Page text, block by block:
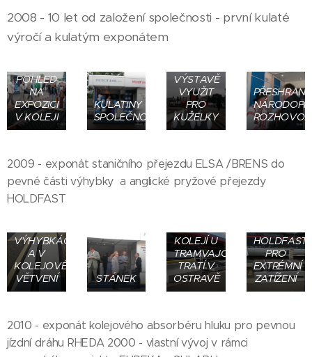
2008 - 10 let od založení společnosti - první kulaté
výročí a kulatým exponátem
POHLED
NA
EXPOZICI
V KOLEJI
KULATINY
SPOLEČNOSTI
POVRCH
VÝSTAVĚ
VYUŽIT
PRO
KUŽELKY
ROZHOVOR
2009 - exponát staničního přejezdu ELSA /BRENS do
pevné části výhybky a anglické pryžové přejezdy
HOLDFAST
PANELY
ELSA/BRENS
STANIČNÍ
VÝHYBKÁCH
A V
KOLEJOVÉM
VĚTVENÍ
STÁNEK
BRENS
BARRIER
KOLEJÍ U
TRAMVAJOVÝCH
TRATÍ V
OSTRAVĚ
HOLDFAST
PRO
EXTRÉMNÍ
ZATÍŽENÍ
2010 - exponát kolejového absorbéru hluku pro pevnou
jízdní dráhu RHEDA 2000 - vlastní vývoj v rámci
KOLEJOVÝ
ABSORBÉR
KOLEJOVÝ
ABSORBÉR